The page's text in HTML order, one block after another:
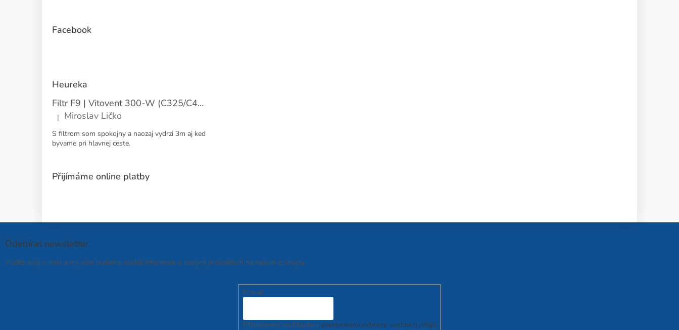
Facebook
Heureka
Filtr F9 | Vitovent 300-W (C325/C400) | Přívod
Hodnocení produktu je 5 z 5 hvězdiček.
| Miroslav Ličko
S filtrom som spokojny a naozaj vydrzi 3m aj ked
byvame pri hlavnej ceste.
Přijímáme online platby
Odebírat newsletter
Vložte svůj e-mail a my vám budeme zasílat informace o nových produktech na našem e-shopu.
E-mail
Přihlášením souhlasíte s podmínkami ochrany osobních údajů